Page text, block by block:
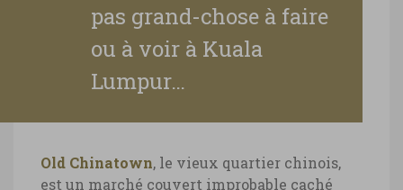
pas grand-chose à faire
ou à voir à Kuala
Lumpur…
Old Chinatown, le vieux quartier chinois,
est un marché couvert improbable caché